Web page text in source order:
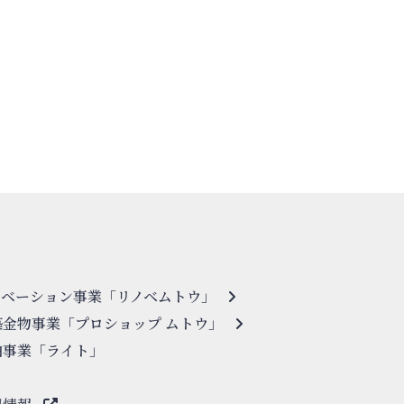
ーション事業「リノベムトウ」
物事業「プロショップ ムトウ」
業「ライト」